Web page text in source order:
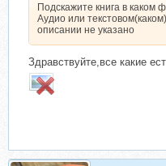
Подскажите книга в каком
Аудио или
описании не указано
Здравствуйте,все какие